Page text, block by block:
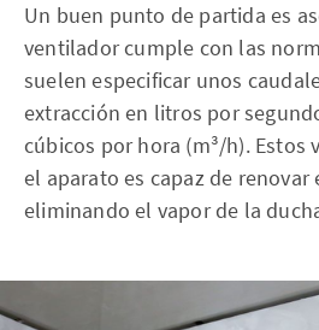
Un buen punto de partida es
ventilador cumple con las
suelen especificar unos
extracción en litros por
cúbicos por hora (m³/h). Estos
el aparato es capaz de renovar
eliminando el vapor de la